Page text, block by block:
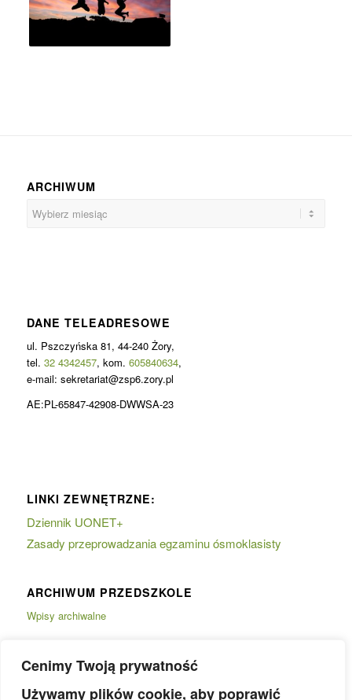
Cenimy Twoją prywatność
Używamy plików cookie, aby poprawić
ARCHIWUM
DANE TELEADRESOWE
ul. Pszczyńska 81, 44-240 Żory,
tel. 32 4342457, kom. 605840634,
e-mail: sekretariat@zsp6.zory.pl
AE:PL-65847-42908-DWWSA-23
LINKI ZEWNĘTRZNE:
Dziennik UONET+
Zasady przeprowadzania egzaminu ósmoklasisty
ARCHIWUM PRZEDSZKOLE
Wpisy archiwalne